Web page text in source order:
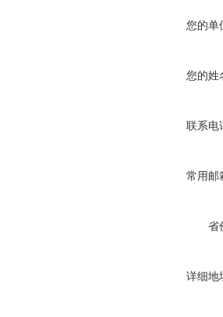
您的单
您的姓
联系电
常用邮
省
详细地